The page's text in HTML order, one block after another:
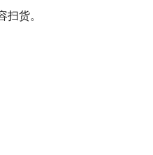
扫货。